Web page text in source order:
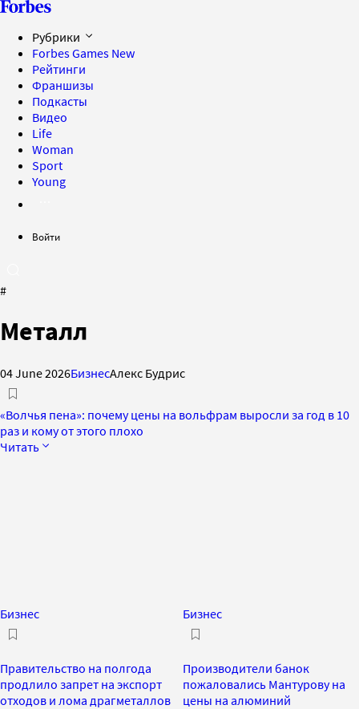
Рубрики
Forbes Games New
Рейтинги
Франшизы
Подкасты
Видео
Life
Woman
Sport
Young
Войти
#
Металл
04 June 2026БизнесАлекс Будрис
«Волчья пена»: почему цены на вольфрам выросли за год в 10
раз и кому от этого плохо
Читать
Бизнес
Правительство на полгода
продлило запрет на экспорт
отходов и лома драгметаллов
Бизнес
Производители банок
пожаловались Мантурову на
цены на алюминий